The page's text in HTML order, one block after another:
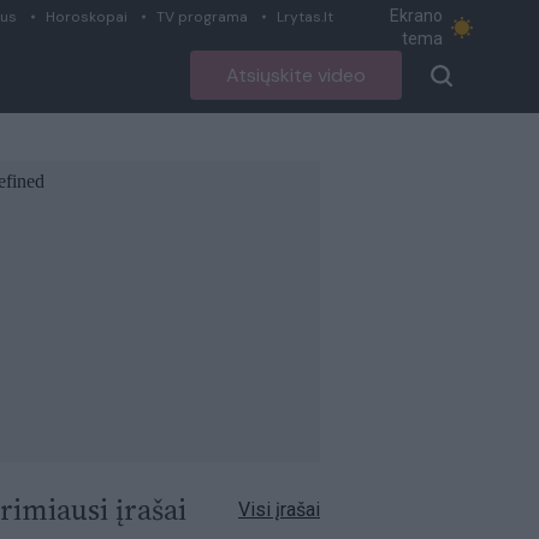
Horoskopai TV programa Lrytas.lt
Ekrano
tema
Atsiųskite video
įrašai Visi įrašai